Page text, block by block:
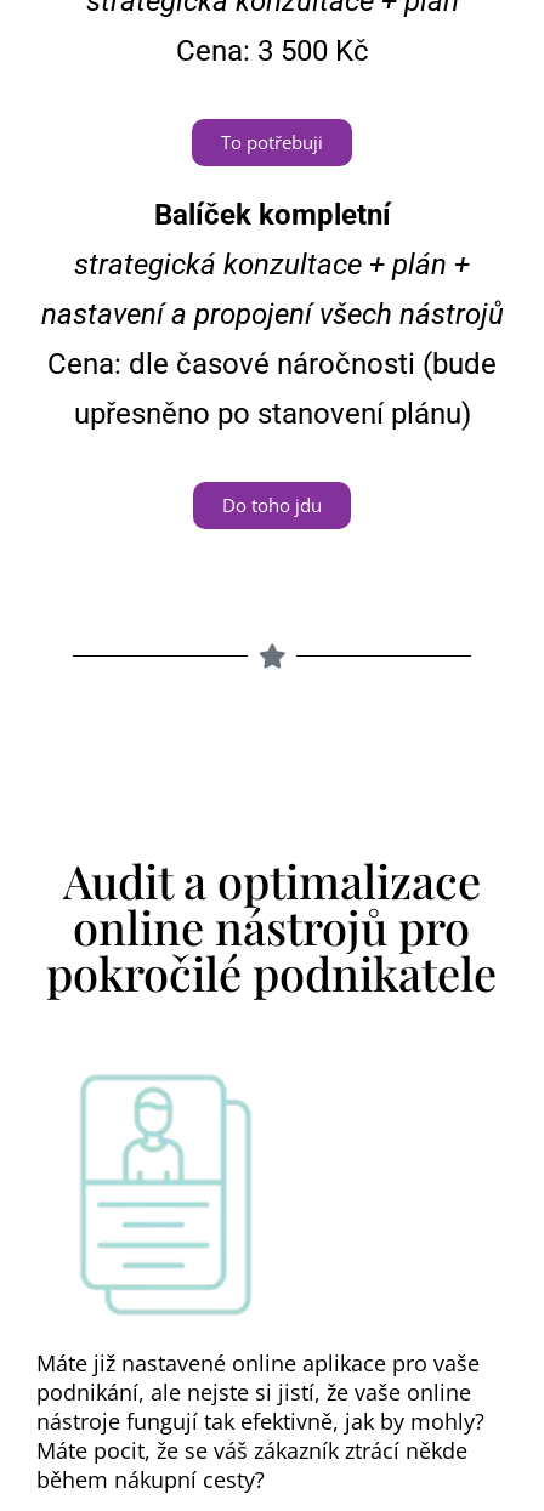
Cena: 3 500 Kč
To potřebuji
Balíček kompletní
strategická konzultace + plán +
nastavení a propojení všech nástrojů
Cena: dle časové náročnosti (bude
upřesněno po stanovení plánu)
Do toho jdu
Audit a optimalizace
online nástrojů pro
pokročilé podnikatele
Máte již nastavené online aplikace pro vaše
podnikání, ale nejste si jistí, že vaše online
nástroje fungují tak efektivně, jak by mohly?
Máte pocit, že se váš zákazník ztrácí někde
během nákupní cesty?